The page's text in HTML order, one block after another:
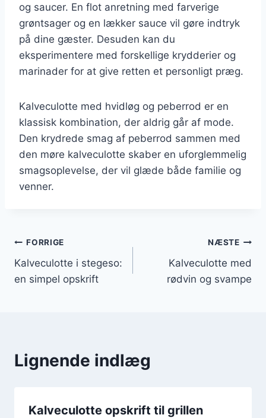
og saucer. En flot anretning med farverige
grøntsager og en lækker sauce vil gøre indtryk
på dine gæster. Desuden kan du
eksperimentere med forskellige krydderier og
marinader for at give retten et personligt præg.
Kalveculotte med hvidløg og peberrod er en
klassisk kombination, der aldrig går af mode.
Den krydrede smag af peberrod sammen med
den møre kalveculotte skaber en uforglemmelig
smagsoplevelse, der vil glæde både familie og
venner.
Indlægsnavigation
FORRIGE
Kalveculotte i stegeso:
en simpel opskrift
NÆSTE
Kalveculotte med
rødvin og svampe
Lignende indlæg
Kalveculotte opskrift til grillen